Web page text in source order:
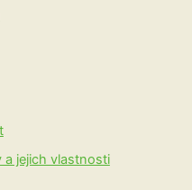
a jejich vlastnosti